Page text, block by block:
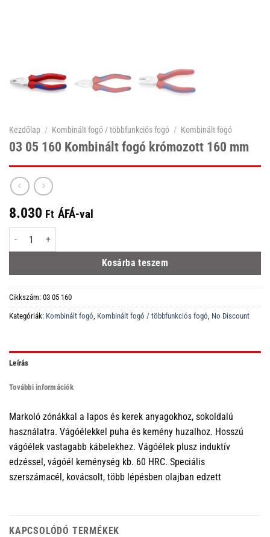
Kezdőlap / Kombinált fogó / többfunkciós fogó / Kombinált fogó
03 05 160 Kombinált fogó krómozott 160 mm
8.030 Ft ÁFÁ-val
03 05 160 Kombinált fogó krómozott 160 mm mennyiség
Kosárba teszem
Cikkszám: 03 05 160
Kategóriák: Kombinált fogó Kombinált fogó / többfunkciós fogó No Discount
Leírás
További információk
Markoló zónákkal a lapos és kerek anyagokhoz, sokoldalú
használatra. Vágóélekkel puha és kemény huzalhoz. Hosszú
vágóélek vastagabb kábelekhez. Vágóélek plusz induktív
edzéssel, vágóél keménység kb. 60 HRC. Speciális
szerszámacél, kovácsolt, több lépésben olajban edzett
KAPCSOLÓDÓ TERMÉKEK